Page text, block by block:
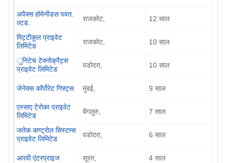
अपैक्स होमेनीडस पवत.
ल्टड.
राजकोट, 12 साल
मिट्टीकूल प्राइवेट
लिमिटेड
राजकोट, 10 साल
ुनिटेच टेक्नोक्रैट्स
प्राइवेट लिमिटेड
वडोदरा, 10 साल
जेनेक्स कॉर्पोरेट गिफ्ट्स मुंबई, 9 साल
एस्साए टेरोका प्राइवेट
लिमिटेड
बेंगलुरु, 7 साल
जतेक कण्ट्रोल सिस्टम्स
प्राइवेट लिमिटेड
वडोदरा, 6 साल
आरवी एंटरप्राइज सूरत, 4 साल